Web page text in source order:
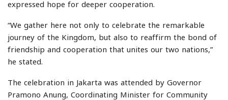
expressed hope for deeper cooperation.
“We gather here not only to celebrate the remarkable
journey of the Kingdom, but also to reaffirm the bond of
friendship and cooperation that unites our two nations,”
he stated.
The celebration in Jakarta was attended by Governor
Pramono Anung, Coordinating Minister for Community